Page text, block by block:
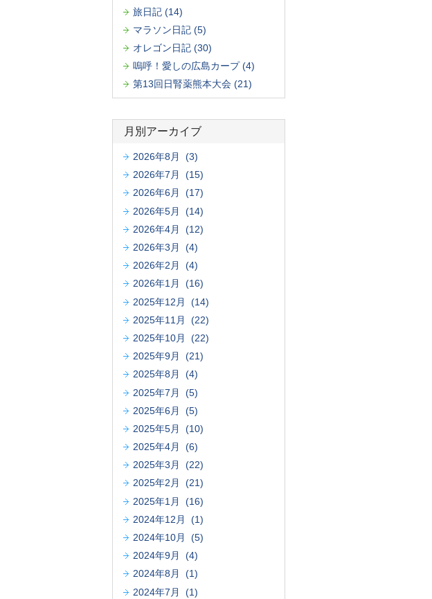
旅日記 (14)
マラソン日記 (5)
オレゴン日記 (30)
嗚呼！愛しの広島カープ (4)
第13回日腎薬熊本大会 (21)
月別アーカイブ
2026年8月 (3)
2026年7月 (15)
2026年6月 (17)
2026年5月 (14)
2026年4月 (12)
2026年3月 (4)
2026年2月 (4)
2026年1月 (16)
2025年12月 (14)
2025年11月 (22)
2025年10月 (22)
2025年9月 (21)
2025年8月 (4)
2025年7月 (5)
2025年6月 (5)
2025年5月 (10)
2025年4月 (6)
2025年3月 (22)
2025年2月 (21)
2025年1月 (16)
2024年12月 (1)
2024年10月 (5)
2024年9月 (4)
2024年8月 (1)
2024年7月 (1)